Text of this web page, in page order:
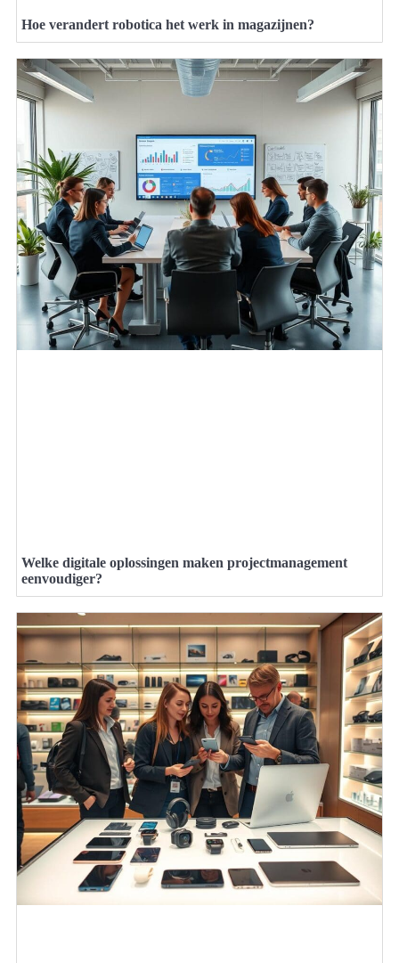
Hoe verandert robotica het werk in magazijnen?
Welke digitale oplossingen maken projectmanagement
eenvoudiger?